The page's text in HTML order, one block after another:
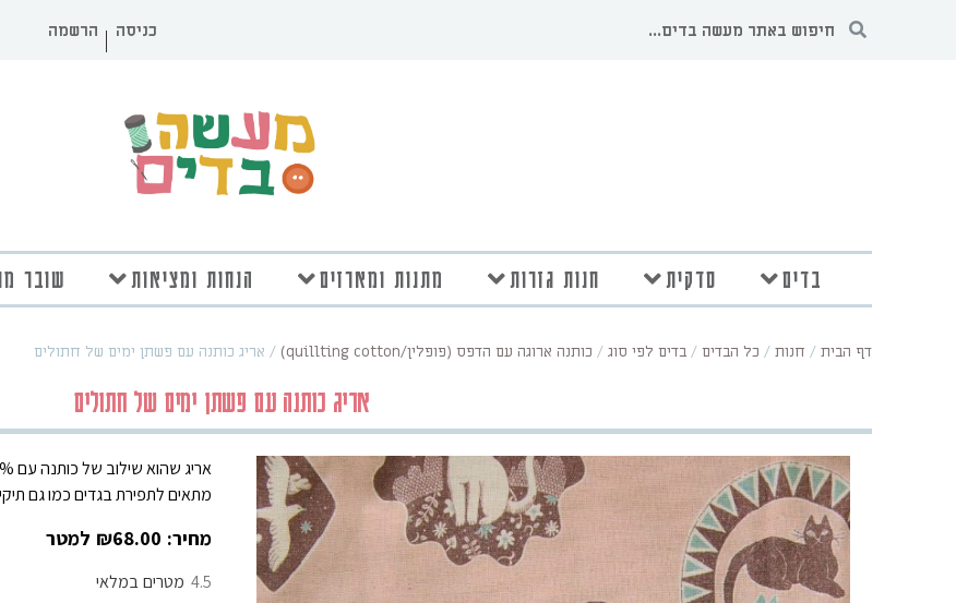
כניסה הרשמה
בדים סדקית חנות גזרות מתנות ומארזים הנחות ומציאות שובר
דף הבית / חנות / כל הבדים /בדים לפי סוג / כותנה ארוגה עם הדפס (פופלין/quillting cotton) / אריג כותנה עם פשתן ימים של חתולים
אריג כותנה עם פשתן ימים של חתולים
מתאים לתפירת בגדים כמו גם
₪68.00
4.5 במלאי